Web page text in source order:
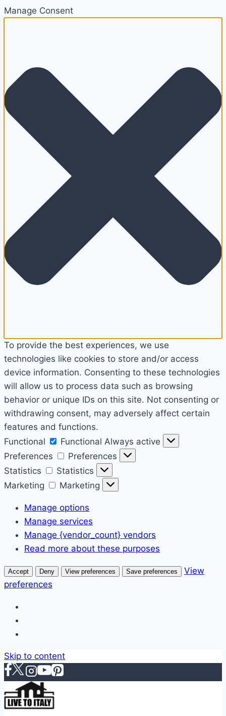
Manage Consent
To provide the best experiences, we use
technologies like cookies to store and/or access
device information. Consenting to these technologies
will allow us to process data such as browsing
behavior or unique IDs on this site. Not consenting or
withdrawing consent, may adversely affect certain
features and functions.
Functional
Functional Always active
Preferences
Preferences
Statistics
Statistics
Marketing
Marketing
Manage options
Manage services
Manage {vendor_count} vendors
Read more about these purposes
Accept Deny View preferences Save preferences
View
preferences
Skip to content